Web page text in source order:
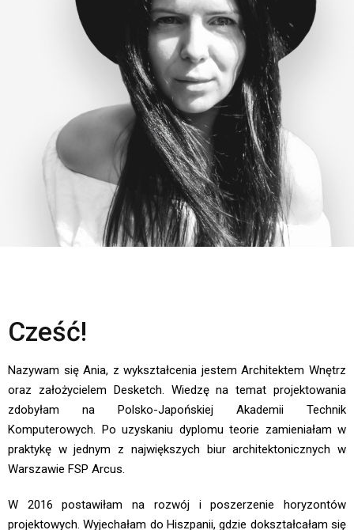
Cześć!
Nazywam się Ania, z wykształcenia jestem Architektem Wnętrz
oraz założycielem Desketch. Wiedzę na temat projektowania
zdobyłam na Polsko-Japońskiej Akademii Technik
Komputerowych. Po uzyskaniu dyplomu teorie zamieniałam w
praktykę w jednym z największych biur architektonicznych w
Warszawie FSP Arcus.
W 2016 postawiłam na rozwój i poszerzenie horyzontów
projektowych. Wyjechałam do Hiszpanii, gdzie dokształcałam się